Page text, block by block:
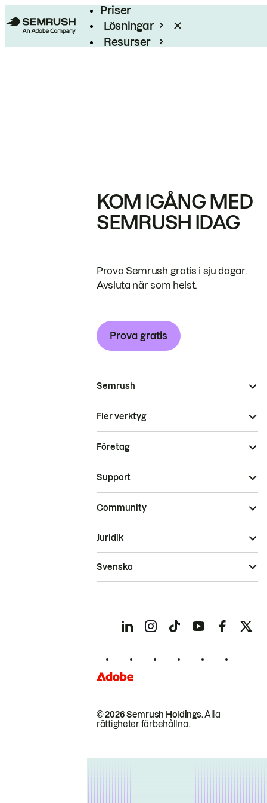
Priser
Lösningar
Resurser
KOM IGÅNG MED
SEMRUSH IDAG
Prova Semrush gratis i sju dagar.
Avsluta när som helst.
Prova gratis
Semrush
Fler verktyg
Företag
Support
Community
© 2026 Semrush Holdings.Alla
rättigheter förbehållna.
Juridik
Svenska